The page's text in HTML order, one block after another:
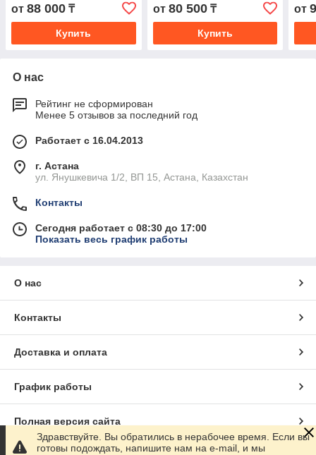
от 88 000 ₸
Купить
от 80 500₸
Купить
от
О нас
Рейтинг не сформирован
Менее 5 отзывов за последний год
Работает с 16.04.2013
г. Астана
ул. Янушкевича 1/2, ВП 15, Астана, Казахстан
Контакты
Сегодня работает с 08:30 до 17:00
Показать весь график работы
О нас
Контакты
Доставка и оплата
График работы
Полная версия сайта
Здравствуйте. Вы обратились в нерабочее время. Если вы
готовы подождать, напишите нам на e-mail, и мы